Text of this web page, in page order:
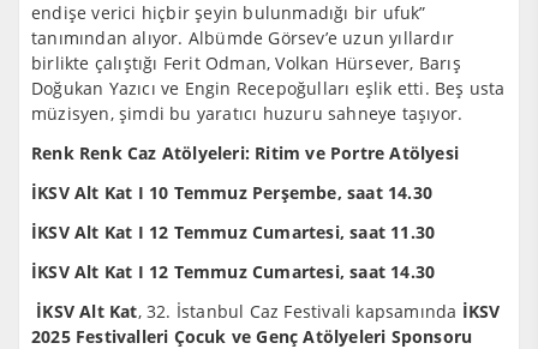
endişe verici hiçbir şeyin bulunmadığı bir ufuk”
tanımından alıyor. Albümde Görsev’e uzun yıllardır
birlikte çalıştığı Ferit Odman, Volkan Hürsever, Barış
Doğukan Yazıcı ve Engin Recepoğulları eşlik etti. Beş usta
müzisyen, şimdi bu yaratıcı huzuru sahneye taşıyor.
Renk Renk Caz Atölyeleri: Ritim ve Portre Atölyesi
İKSV Alt Kat I 10 Temmuz Perşembe, saat 14.30
İKSV Alt Kat I 12 Temmuz Cumartesi, saat 11.30
İKSV Alt Kat I 12 Temmuz Cumartesi, saat 14.30
İKSV Alt Kat, 32. İstanbul Caz Festivali kapsamında İKSV
2025 Festivalleri Çocuk ve Genç Atölyeleri Sponsoru